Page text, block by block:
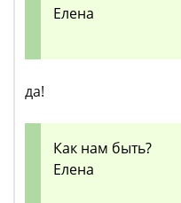
Елена
да!
Как нам быть?
Елена